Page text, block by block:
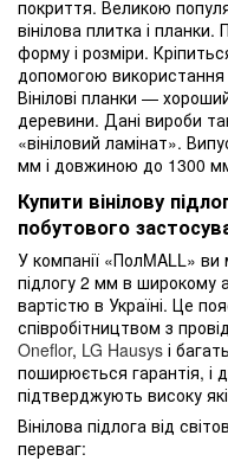
покриття. Великою
вінілова плитка і
форму і розміри.
допомогою використання
Вінілові планки —
деревини. Дані вироби
«вініловий ламінат».
мм і довжиною до 1300
Купити вінілову
побутового
У компанії «ПолMALL» ви
підлогу 2 мм в широкому
вартістю в Україні. Це
співробітництвом з
Oneflor, LG Hausys і
поширюється гарантія, і
підтверджують високу
Вінілова підлога від
переваг: